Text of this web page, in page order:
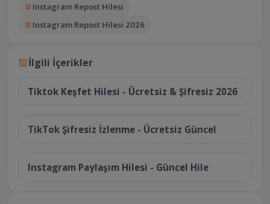
Instagram Repost Hilesi
Instagram Repost Hilesi 2026
İlgili İçerikler
14 Temmuz 2026
Tiktok Keşfet Hilesi - Ücretsiz & Şifresiz 2026
14 Temmuz 2026
TikTok Şifresiz İzlenme - Ücretsiz Güncel
14 Temmuz 2026
Instagram Paylaşım Hilesi - Güncel Hile